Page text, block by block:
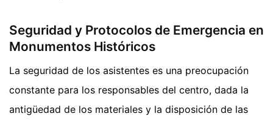
Seguridad y Protocolos de Emergencia en
Monumentos Históricos
La seguridad de los asistentes es una preocupación
constante para los responsables del centro, dada la
antigüedad de los materiales y la disposición de las